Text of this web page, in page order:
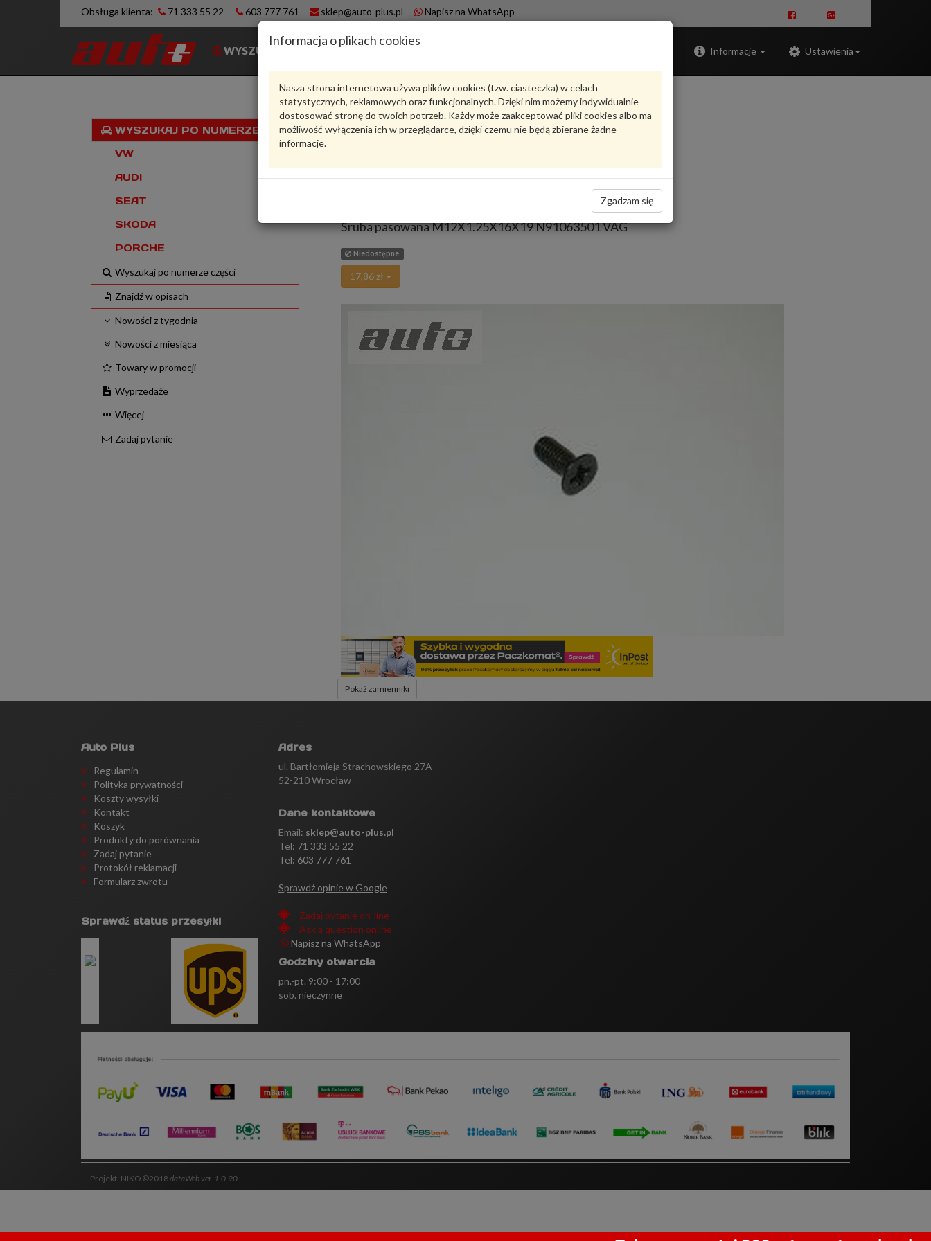
Obsługa klienta: 71 333 55 22 603 777 761 sklep@auto-plus.pl Napisz na WhatsApp
WYSZUKIWARKA Informacje Ustawienia
Informacja o plikach cookies
Nasza strona internetowa używa plików cookies (tzw. ciasteczka) w celach
statystycznych, reklamowych oraz funkcjonalnych. Dzięki nim możemy indywidualnie
dostosować stronę do twoich potrzeb. Każdy może zaakceptować pliki cookies albo ma
możliwość wyłączenia ich w przeglądarce, dzięki czemu nie będą zbierane żadne
informacje.
Zgadzam się
WYSZUKAJ PO NUMERZE VIN
VW
AUDI
SEAT
SKODA
PORCHE
Wyszukaj po numerze części
Znajdź w opisach
Nowości z tygodnia
Nowości z miesiąca
Towary w promocji
Wyprzedaże
Więcej
Zadaj pytanie
Karta produktu
VAG - produkt oryginalny VW AUDI SEAT SKODA
Śruba pasowana M12X1.25X16X19 N91063501 VAG
Niedostępne
17,86 zł
Pokaż zamienniki
Auto Plus
Regulamin
Polityka prywatności
Koszty wysyłki
Kontakt
Koszyk
Produkty do porównania
Zadaj pytanie
Protokół reklamacji
Formularz zwrotu
Sprawdź status przesyłki
Adres
ul. Bartłomieja Strachowskiego 27A
52-210 Wrocław
Dane kontaktowe
Email: sklep@auto-plus.pl
Tel: 71 333 55 22
Tel: 603 777 761
Sprawdź opinie w Google
Zadaj pytanie on-line
Ask a question online
Napisz na WhatsApp
Godziny otwarcia
pn.-pt. 9:00 - 17:00
sob. nieczynne
Projekt: NIKO ©2018dataWeb ver. 1.0.90